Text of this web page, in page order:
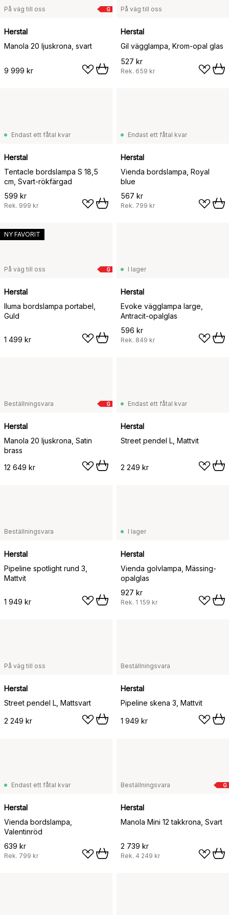
G
På väg till oss
Herstal
Manola 20 ljuskrona, svart
9 999 kr
På väg till oss
Herstal
Gil vägglampa, Krom-opal glas
527 kr
Rek. 659 kr
Endast ett fåtal kvar
Herstal
Tentacle bordslampa S 18,5
cm, Svart-rökfärgad
599 kr
Rek. 999 kr
Endast ett fåtal kvar
Herstal
Vienda bordslampa, Royal
blue
567 kr
Rek. 799 kr
G
På väg till oss
Herstal
Iluma bordslampa portabel,
Guld
1 499 kr
NY FAVORIT
I lager
Herstal
Evoke vägglampa large,
Antracit-opalglas
596 kr
Rek. 849 kr
G
Beställningsvara
Herstal
Manola 20 ljuskrona, Satin
brass
12 649 kr
Endast ett fåtal kvar
Herstal
Street pendel L, Mattvit
2 249 kr
Beställningsvara
Herstal
Pipeline spotlight rund 3,
Mattvit
1 949 kr
I lager
Herstal
Vienda golvlampa, Mässing-
opalglas
927 kr
Rek. 1 159 kr
På väg till oss
Herstal
Street pendel L, Mattsvart
2 249 kr
Beställningsvara
Herstal
Pipeline skena 3, Mattvit
1 949 kr
Endast ett fåtal kvar
Herstal
Vienda bordslampa,
Valentinröd
639 kr
Rek. 799 kr
G
Beställningsvara
Herstal
Manola Mini 12 takkrona, Svart
2 739 kr
Rek. 4 249 kr